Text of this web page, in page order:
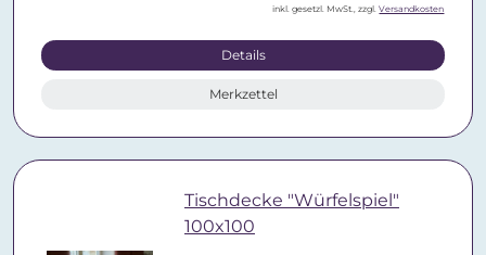
inkl. gesetzl. MwSt., zzgl.Versandkosten
Details
Merkzettel
Tischdecke "Würfelspiel"
100x100